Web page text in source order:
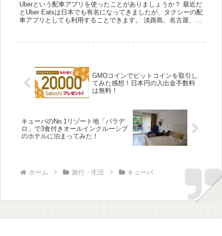
Uberという配車アプリを使ったことがありましょうか？ 最近だ
とUber Eatsは日本でも有名になってきましたが、タクシーの配
車アプリとしても利用することできます。 淡路島、名古屋、大
GMOコインでビットコインを取引し
てみた感想！日本円の入出金手数料
は無料！
キューバのNo.1リゾート地「バラデ
ロ」で3食付きオールインクルーシブ
のホテルに泊まってみた！
ホーム 旅行・生活 キューバ